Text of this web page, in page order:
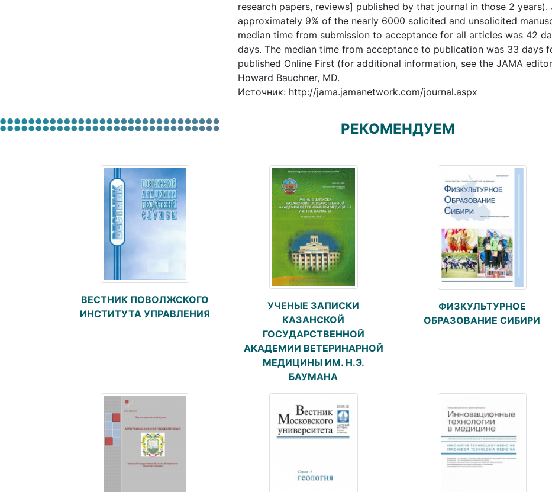
research papers, reviews] published by that journal in those 2
approximately 9% of the nearly 6000 solicited and unsolicited
median time from submission to acceptance for all articles was 42
days. The median time from acceptance to publication was 33 days
published Online First (for additional information, see the JAMA
Howard Bauchner, MD.
Источник: http://jama.jamanetwork.com/journal.aspx
РЕКОМЕНДУЕМ
ВЕСТНИК ПОВОЛЖСКОГО
ИНСТИТУТА УПРАВЛЕНИЯ
УЧЕНЫЕ ЗАПИСКИ
КАЗАНСКОЙ
ГОСУДАРСТВЕННОЙ
АКАДЕМИИ ВЕТЕРИНАРНОЙ
МЕДИЦИНЫ ИМ. Н.Э.
БАУМАНА
ФИЗКУЛЬТУРНОЕ
ОБРАЗОВАНИЕ СИБИРИ